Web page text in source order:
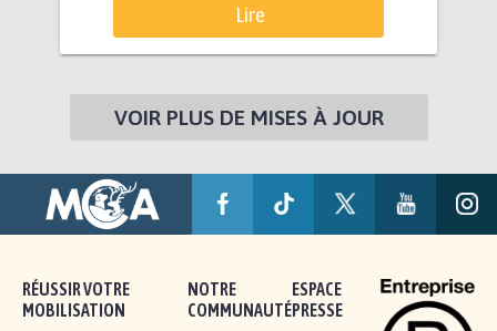
Lire
VOIR PLUS DE MISES À JOUR
RÉUSSIR VOTRE
MOBILISATION
NOTRE
COMMUNAUTÉ
ESPACE
PRESSE